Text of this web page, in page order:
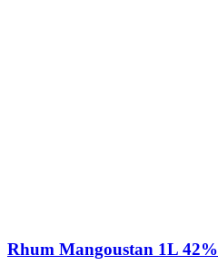
Rhum Mangoustan 1L 42%